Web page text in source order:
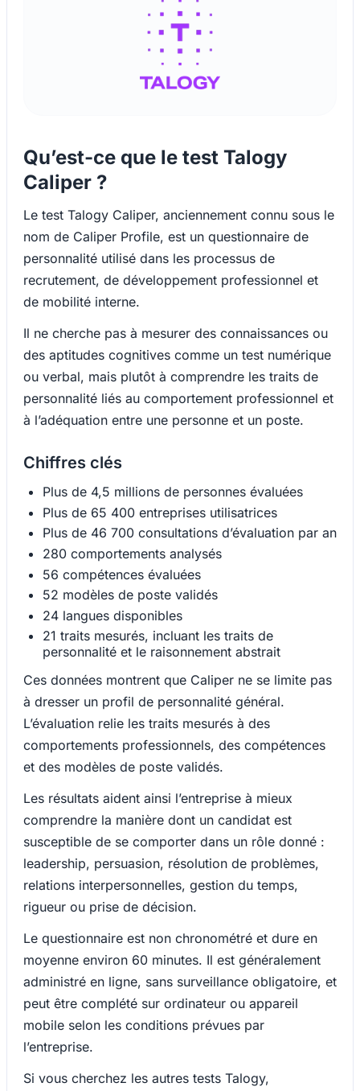
Qu’est-ce que le test Talogy
Caliper ?
Le test Talogy Caliper, anciennement connu sous le
nom de Caliper Profile, est un questionnaire de
personnalité utilisé dans les processus de
recrutement, de développement professionnel et
de mobilité interne.
Il ne cherche pas à mesurer des connaissances ou
des aptitudes cognitives comme un test numérique
ou verbal, mais plutôt à comprendre les traits de
personnalité liés au comportement professionnel et
à l’adéquation entre une personne et un poste.
Chiffres clés
Plus de 4,5 millions de personnes évaluées
Plus de 65 400 entreprises utilisatrices
Plus de 46 700 consultations d’évaluation par an
280 comportements analysés
56 compétences évaluées
52 modèles de poste validés
24 langues disponibles
21 traits mesurés, incluant les traits de
personnalité et le raisonnement abstrait
Ces données montrent que Caliper ne se limite pas
à dresser un profil de personnalité général.
L’évaluation relie les traits mesurés à des
comportements professionnels, des compétences
et des modèles de poste validés.
Les résultats aident ainsi l’entreprise à mieux
comprendre la manière dont un candidat est
susceptible de se comporter dans un rôle donné :
leadership, persuasion, résolution de problèmes,
relations interpersonnelles, gestion du temps,
rigueur ou prise de décision.
Le questionnaire est non chronométré et dure en
moyenne environ 60 minutes. Il est généralement
administré en ligne, sans surveillance obligatoire, et
peut être complété sur ordinateur ou appareil
mobile selon les conditions prévues par
l’entreprise.
Si vous cherchez les autres tests Talogy,